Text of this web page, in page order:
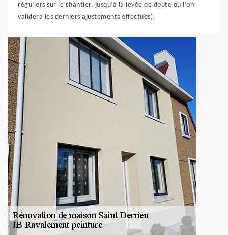
réguliers sur le chantier, jusqu’à la levée de doute où l’on
validera les derniers ajustements effectués).